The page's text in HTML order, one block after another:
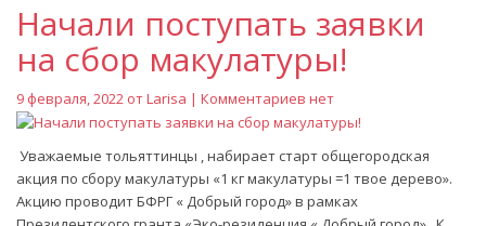
Начали поступать заявки
на сбор макулатуры!
9 февраля, 2022 отLarisa | Комментариев нет
Уважаемые тольяттинцы , набирает старт общегородская
акция по сбору макулатуры «1 кг макулатуры =1 твое дерево».
Акцию проводит БФРГ « Добрый город» в рамках